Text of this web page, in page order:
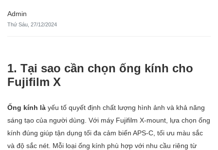
Admin
Thứ Sáu, 27/12/2024
1. Tại sao cần chọn ống kính cho
Fujifilm X
Ống kính là yếu tố quyết định chất lượng hình ảnh và khả năng
sáng tạo của người dùng. Với máy Fujifilm X-mount, lựa chọn ống
kính đúng giúp tận dụng tối đa cảm biến APS-C, tối ưu màu sắc
và độ sắc nét. Mỗi loại ống kính phù hợp với nhu cầu riêng từ